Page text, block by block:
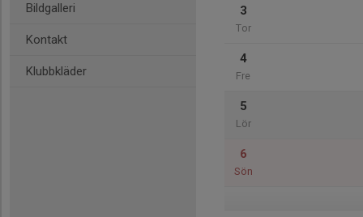
Bildgalleri
Kontakt
Klubbkläder
3
Tor
4
Fre
5
Lör
6
Sön